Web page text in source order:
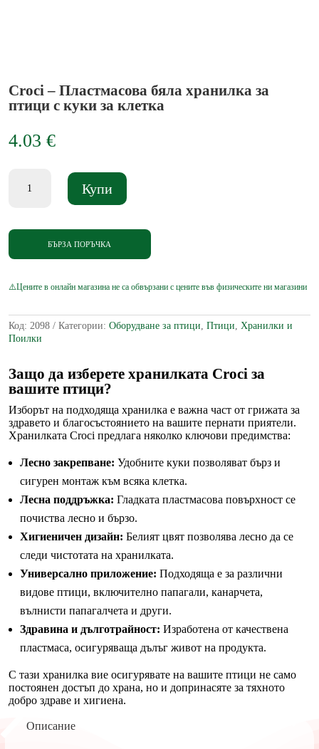
Croci – Пластмасова бяла хранилка за
птици с куки за клетка
4.03 €
с
за
клетка
Купи
БЪРЗА ПОРЪЧКА
Код: 2098 Категории: Оборудване за птици, Птици, Хранилки и
Поилки
Защо да изберете хранилката Croci за
вашите птици?
Изборът на подходяща хранилка е важна част от грижата за
здравето и благосъстоянието на вашите пернати приятели.
Хранилката Croci предлага няколко ключови предимства:
Лесно закрепване: Удобните куки позволяват бърз и
сигурен монтаж към всяка клетка.
Лесна поддръжка: Гладката пластмасова повърхност се
почиства лесно и бързо.
Хигиеничен дизайн: Белият цвят позволява лесно да се
следи чистотата на хранилката.
Универсално приложение: Подходяща е за различни
видове птици, включително папагали, канарчета,
вълнисти папагалчета и други.
Здравина и дълготрайност: Изработена от качествена
пластмаса, осигуряваща дълъг живот на продукта.
С тази хранилка вие осигурявате на вашите птици не само
постоянен достъп до храна, но и допринасяте за тяхното
добро здраве и хигиена.
Описание